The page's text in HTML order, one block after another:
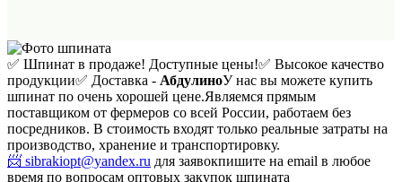
✅ Шпинат в продаже! Доступные цены!✅ Высокое качество
продукции✅ Доставка - АбдулиноУ нас вы можете купить
шпинат по очень хорошей цене.Являемся прямым
поставщиком от фермеров со всей России, работаем без
посредников. В стоимость входят только реальные затраты на
производство, хранение и транспортировку.
📨 sibrakiopt@yandex.ru для заявокпишите на email в любое
время по вопросам оптовых закупок шпината